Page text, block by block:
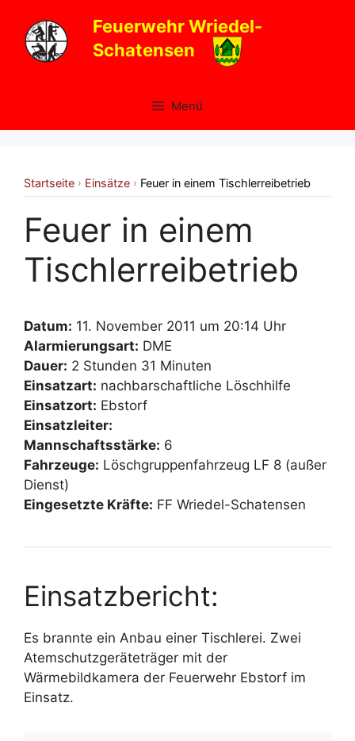
Inhalt
springen
Feuerwehr Wriedel-
Schatensen
Menü
Startseite › Einsätze › Feuer in einem Tischlerreibetrieb
Feuer in einem
Tischlerreibetrieb
Datum: 11. November 2011 um 20:14 Uhr
Alarmierungsart: DME
Dauer: 2 Stunden 31 Minuten
Einsatzart: nachbarschaftliche Löschhilfe
Einsatzort: Ebstorf
Einsatzleiter:
Mannschaftsstärke: 6
Fahrzeuge: Löschgruppenfahrzeug LF 8 (außer
Dienst)
Eingesetzte Kräfte: FF Wriedel-Schatensen
Einsatzbericht:
Es brannte ein Anbau einer Tischlerei. Zwei
Atemschutzgeräteträger mit der
Wärmebildkamera der Feuerwehr Ebstorf im
Einsatz.